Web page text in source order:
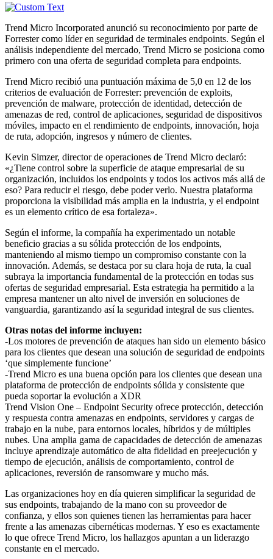
Trend Micro Incorporated anunció su reconocimiento por parte de
Forrester como líder en seguridad de terminales endpoints. Según el
análisis independiente del mercado, Trend Micro se posiciona como
primero con una oferta de seguridad completa para endpoints.
Trend Micro recibió una puntuación máxima de 5,0 en 12 de los
criterios de evaluación de Forrester: prevención de exploits,
prevención de malware, protección de identidad, detección de
amenazas de red, control de aplicaciones, seguridad de dispositivos
móviles, impacto en el rendimiento de endpoints, innovación, hoja
de ruta, adopción, ingresos y número de clientes.
Kevin Simzer, director de operaciones de Trend Micro declaró:
«¿Tiene control sobre la superficie de ataque empresarial de su
organización, incluidos los endpoints y todos los activos más allá de
eso? Para reducir el riesgo, debe poder verlo. Nuestra plataforma
proporciona la visibilidad más amplia en la industria, y el endpoint
es un elemento crítico de esa fortaleza».
Según el informe, la compañía ha experimentado un notable
beneficio gracias a su sólida protección de los endpoints,
manteniendo al mismo tiempo un compromiso constante con la
innovación. Además, se destaca por su clara hoja de ruta, la cual
subraya la importancia fundamental de la protección en todas sus
ofertas de seguridad empresarial. Esta estrategia ha permitido a la
empresa mantener un alto nivel de inversión en soluciones de
vanguardia, garantizando así la seguridad integral de sus clientes.
Otras notas del informe incluyen:
-Los motores de prevención de ataques han sido un elemento básico
para los clientes que desean una solución de seguridad de endpoints
‘que simplemente funcione’
-Trend Micro es una buena opción para los clientes que desean una
plataforma de protección de endpoints sólida y consistente que
pueda soportar la evolución a XDR
Trend Vision One – Endpoint Security ofrece protección, detección
y respuesta contra amenazas en endpoints, servidores y cargas de
trabajo en la nube, para entornos locales, híbridos y de múltiples
nubes. Una amplia gama de capacidades de detección de amenazas
incluye aprendizaje automático de alta fidelidad en preejecución y
tiempo de ejecución, análisis de comportamiento, control de
aplicaciones, reversión de ransomware y mucho más.
Las organizaciones hoy en día quieren simplificar la seguridad de
sus endpoints, trabajando de la mano con su proveedor de
confianza, y ellos son quienes tienen las herramientas para hacer
frente a las amenazas cibernéticas modernas. Y eso es exactamente
lo que ofrece Trend Micro, los hallazgos apuntan a un liderazgo
constante en el mercado.